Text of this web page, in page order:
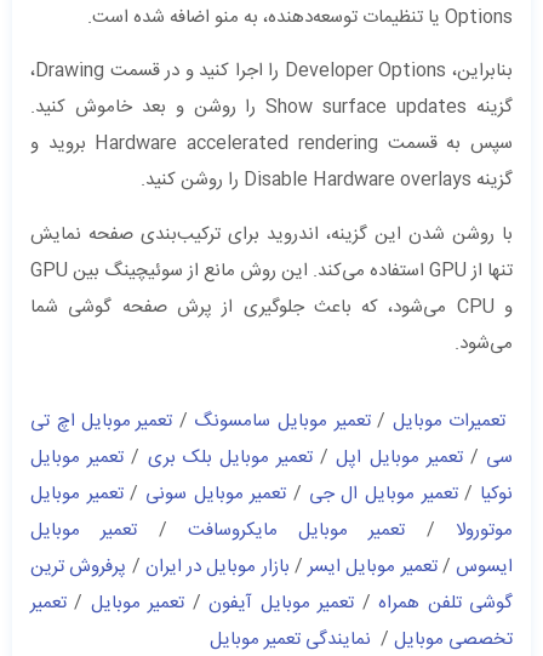
Options یا تنظیمات توسعه‌دهنده، به منو اضافه شده است.
بنابراین، Developer Options را اجرا کنید و در قسمت Drawing،
گزینه Show surface updates را روشن و بعد خاموش کنید.
سپس به قسمت Hardware accelerated rendering بروید و
گزینه Disable Hardware overlays را روشن کنید.
با روشن شدن این گزینه، اندروید برای ترکیب‌بندی صفحه نمایش
تنها از GPU استفاده می‌کند. این روش مانع از سوئیچینگ بین GPU
و CPU می‌شود، که باعث جلوگیری از پرش صفحه گوشی شما
می‌شود.
تعمیرات موبایل /تعمیر موبایل سامسونگ / تعمیر موبایل اچ تی
سی /تعمیر موبایل اپل/ تعمیر موبایل بلک بری / تعمیر موبایل
نوکیا /تعمیر موبایل ال جی / تعمیر موبایل سونی /تعمیر موبایل
موتورولا / تعمیر موبایل مایکروسافت / تعمیر موبایل
ایسوس /تعمیر موبایل ایسر / بازار موبایل در ایران / پرفروش ترین
گوشی تلفن همراه/ تعمیر موبایل آیفون/ تعمیر موبایل / تعمیر
تخصصی موبایل / نمایندگی تعمیر موبایل